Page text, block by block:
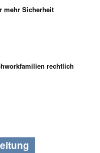
mehr Sicherheit
rechtlich